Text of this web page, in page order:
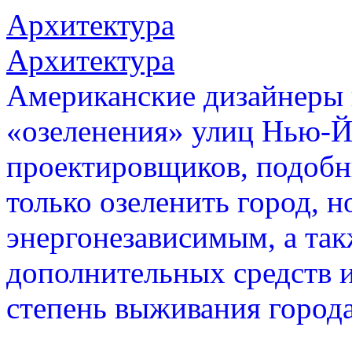
Архитектура
Архитектура
Американские
«озеленения» улиц Нью-
проектировщиков,
только озеленить город,
энергонезависимым, а
дополнительных
степень выживания